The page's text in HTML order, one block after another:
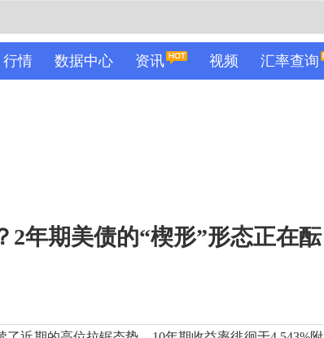
行情 数据中心 资讯 视频 汇率查询
2年期美债的“楔形”形态正在酝